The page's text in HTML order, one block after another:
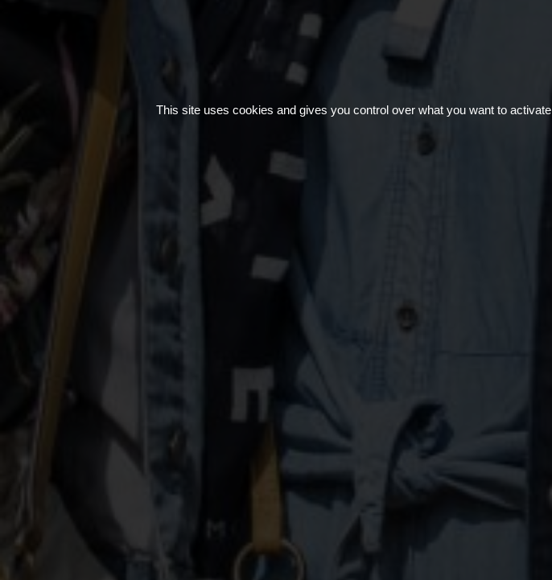
This site uses cookies and gives you control over what you want to activate